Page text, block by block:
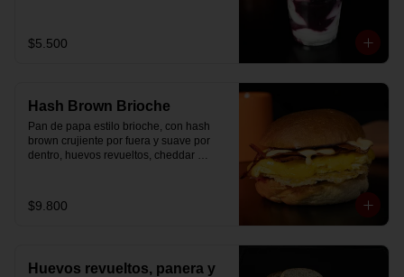
$5.500
Hash Brown Brioche
Pan de papa estilo brioche, con hash
brown crujiente por fuera y suave por
dentro, huevos revueltos, cheddar
partir el día en modo desayuno buffet.
$9.800
Huevos revueltos, panera y